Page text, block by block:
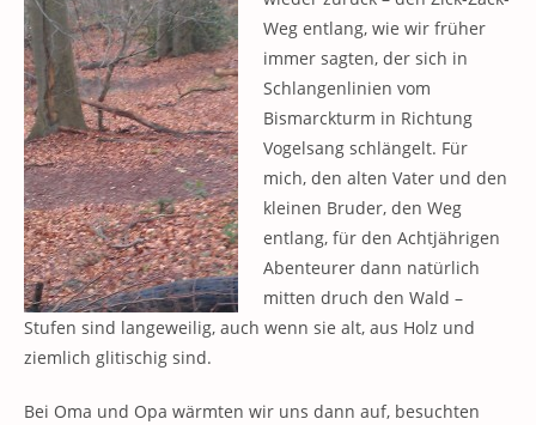
Weg entlang, wie wir früher
immer sagten, der sich in
Schlangenlinien vom
Bismarckturm in Richtung
Vogelsang schlängelt. Für
mich, den alten Vater und den
kleinen Bruder, den Weg
entlang, für den Achtjährigen
Abenteurer dann natürlich
mitten druch den Wald –
Stufen sind langeweilig, auch wenn sie alt, aus Holz und
ziemlich glitischig sind.
Bei Oma und Opa wärmten wir uns dann auf, besuchten